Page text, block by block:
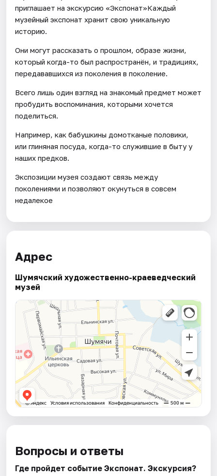
приглашает на экскурсию «Экспонат»Каждый
музейный экспонат хранит свою уникальную
историю.
Они могут рассказать о прошлом, образе жизни,
который когда-то был распространён, и традициях,
передававшихся из поколения в поколение.
Всего лишь один взгляд на знакомый предмет может
пробудить воспоминания, которыми хочется
поделиться.
Например, как бабушкины домотканые половики,
или глиняная посуда, когда-то служившие в быту у
наших предков.
Экспозиции музея создают связь между
поколениями и позволяют окунуться в совсем
недалекое
Адрес
Шумячский художественно-краеведческий
музей
Вопросы и ответы
Где пройдет событие Экспонат. Экскурсия?